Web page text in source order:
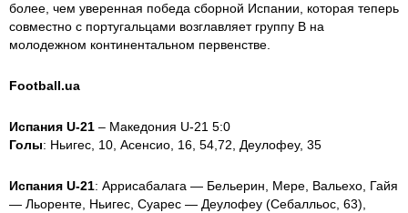
более, чем уверенная победа сборной Испании, которая теперь
совместно с португальцами возглавляет группу В на
молодежном континентальном первенстве.
Football.ua
Испания U-21 – Македония U-21 5:0
Голы: Ньигес, 10, Асенсио, 16, 54,72, Деулофеу, 35
Испания U-21: Аррисабалага — Бельерин, Мере, Вальехо, Гайя
— Льоренте, Ньигес, Суарес — Деулофеу (Себалльос, 63),